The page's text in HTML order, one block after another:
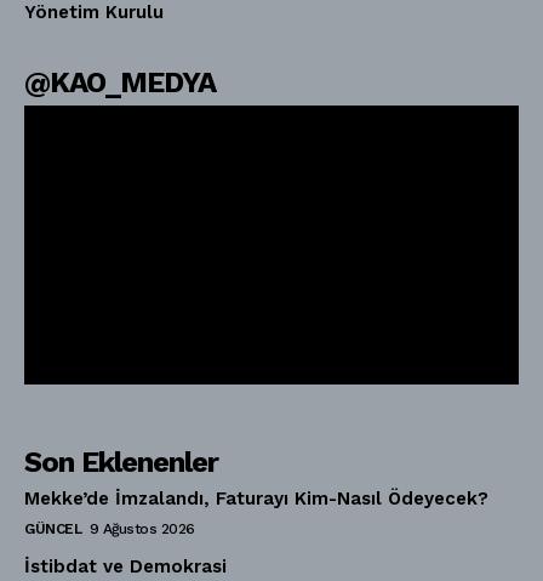
Yönetim Kurulu
@KAO_MEDYA
Son Eklenenler
Mekke’de İmzalandı, Faturayı Kim-Nasıl Ödeyecek?
GÜNCEL 9 Ağustos 2026
İstibdat ve Demokrasi